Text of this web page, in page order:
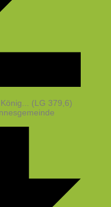
(LG 379,6)